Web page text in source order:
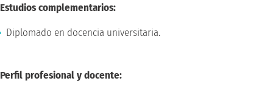
Estudios complementarios:
Diplomado en docencia universitaria.
Perfil profesional y docente: